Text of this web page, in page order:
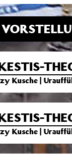
Kusche |
Kusche |